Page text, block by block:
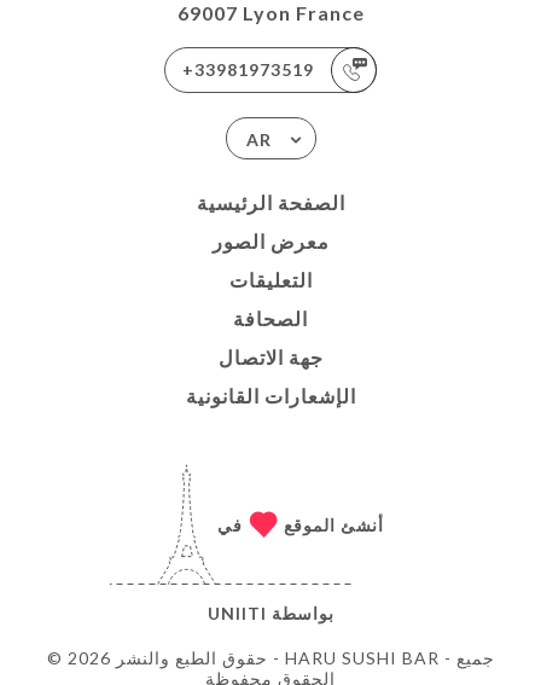
69007 Lyon France
+33981973519
AR
الصفحة الرئيسية
معرض الصور
التعليقات
الصحافة
جهة الاتصال
الإشعارات القانونية
© حقوق الطبع والنشر 2026 - HARU SUSHI BAR - جميع
الحقوق محفوظة
أنشئ الموقع في
بواسطة UNIITI